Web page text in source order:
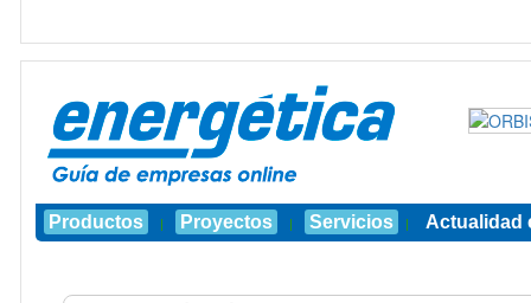
Productos | Proyectos | Servicios | Actualidad